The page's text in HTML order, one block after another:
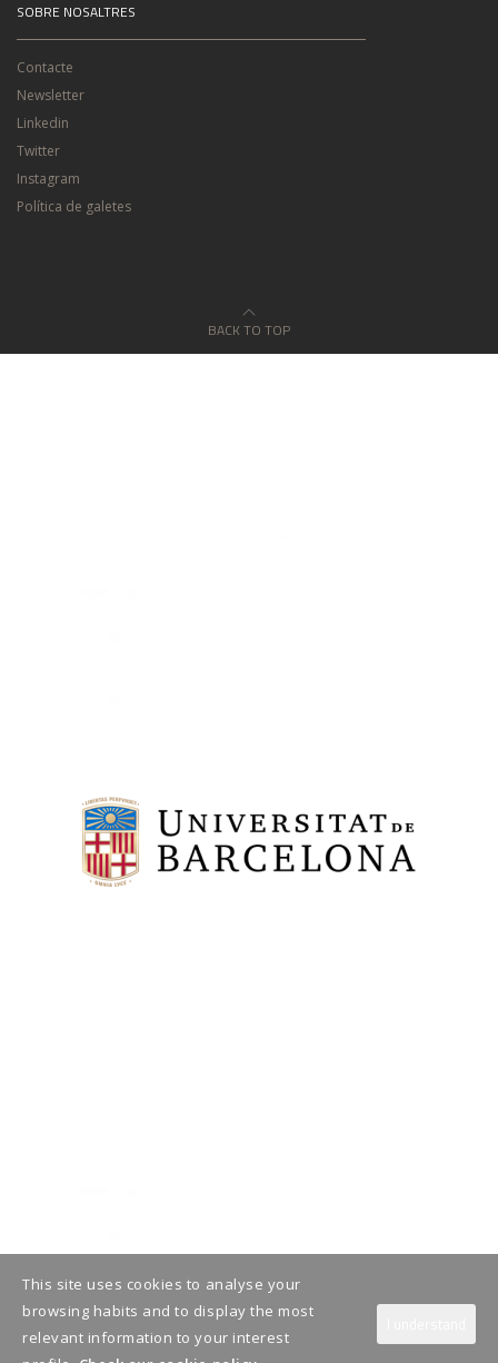
SOBRE NOSALTRES
Contacte
Newsletter
Linkedin
Twitter
Instagram
Política de galetes
BACK TO TOP
This site uses cookies to analyse your
browsing habits and to display the most
relevant information to your interest